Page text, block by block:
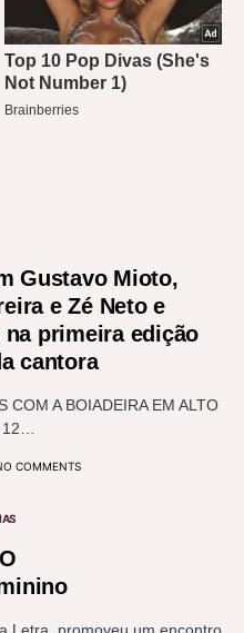
Gustavo Mioto,
e Zé Neto e
primeira edição
cantora
COM A BOIADEIRA EM ALTO
COMMENTS
Letra, promoveu um encontro